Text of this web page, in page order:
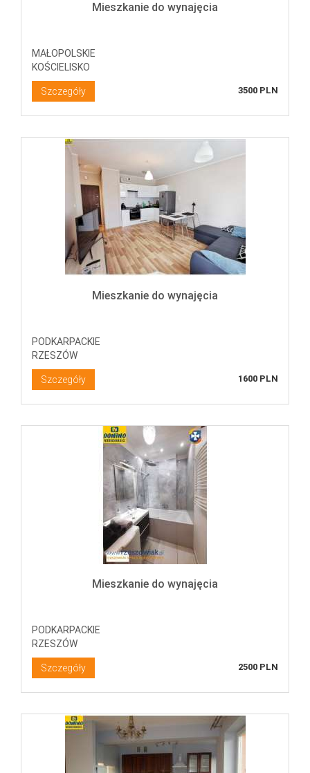
Mieszkanie do wynajęcia
MAŁOPOLSKIE
KOŚCIELISKO
Szczegóły 3500 PLN
Mieszkanie do wynajęcia
PODKARPACKIE
RZESZÓW
Szczegóły 1600 PLN
Mieszkanie do wynajęcia
PODKARPACKIE
RZESZÓW
Szczegóły 2500 PLN